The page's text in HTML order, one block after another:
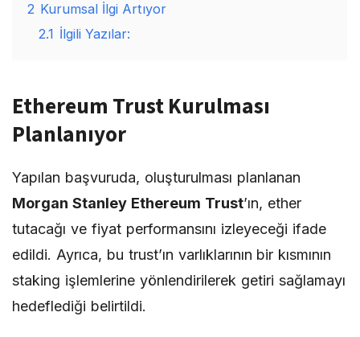
2 Kurumsal İlgi Artıyor
2.1 İlgili Yazılar:
Ethereum Trust Kurulması
Planlanıyor
Yapılan başvuruda, oluşturulması planlanan
Morgan Stanley Ethereum Trust’ın, ether
tutacağı ve fiyat performansını izleyeceği ifade
edildi. Ayrıca, bu trust’ın varlıklarının bir kısmının
staking işlemlerine yönlendirilerek getiri sağlamayı
hedeflediği belirtildi.